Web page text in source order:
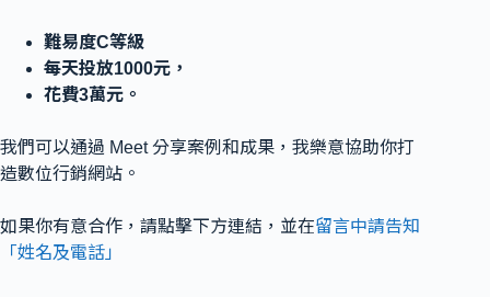
難易度C等級
每天投放1000元，
花費3萬元。
我們可以通過 Meet 分享案例和成果，我樂意協助你打
造數位行銷網站。
如果你有意合作，請點擊下方連結，並在留言中請告知
「姓名及電話」